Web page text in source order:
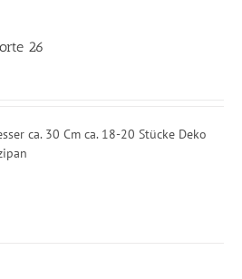
26
ca. 30 Cm ca. 18-20 Stücke Deko